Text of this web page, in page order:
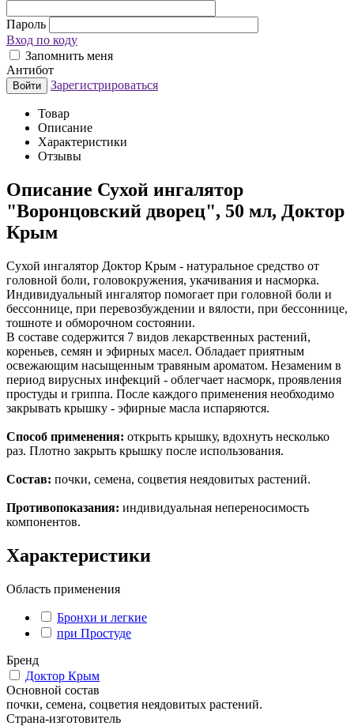
Пароль
Вход по коду
Запомнить меня
Антибот
Войти Зарегистрироваться
Товар
Описание
Характеристики
Отзывы
Описание Сухой ингалятор
"Воронцовский дворец", 50 мл, Доктор
Крым
Сухой ингалятор Доктор Крым - натуральное средство от
головной боли, головокружения, укачивания и насморка.
Индивидуальный ингалятор помогает при головной боли и
бессоннице, при перевозбуждении и вялости, при бессоннице,
тошноте и обморочном состоянии.
В составе содержится 7 видов лекарственных растений,
кореньев, семян и эфирных масел. Обладает приятным
освежающим насыщенным травяным ароматом. Незаменим в
период вирусных инфекций - облегчает насморк, проявления
простуды и гриппа. После каждого применения необходимо
закрывать крышку - эфирные масла испаряются.
Способ применения: открыть крышку, вдохнуть несколько
раз. Плотно закрыть крышку после использования.
Состав: почки, семена, соцветия неядовитых растений.
Противопоказания: индивидуальная непереносимость
компонентов.
Характеристики
Область применения
Бронхи и легкие
при Простуде
Бренд
Доктор Крым
Основной состав
почки, семена, соцветия неядовитых растений.
Страна-изготовитель